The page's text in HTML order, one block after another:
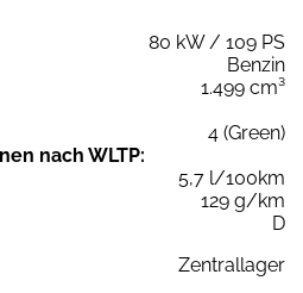
80 kW / 109 PS
Benzin
1.499 cm³
4 (Green)
nach WLTP:
5,7 l/100km
129 g/km
D
Zentrallager